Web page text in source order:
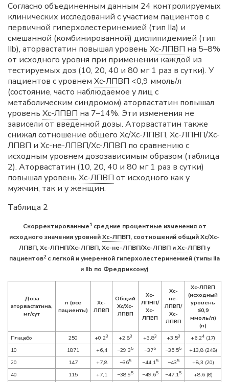
Согласно объединенным данным 24 контролируемых
клинических исследований с участием пациентов с
первичной гиперхолестеринемией (тип IIa) и
смешанной (комбинированной) дислипидемией (тип
IIb), аторвастатин повышал уровень Хс-ЛПВП на 5–8%
от исходного уровня при применении каждой из
тестируемых доз (10, 20, 40 и 80 мг 1 раз в сутки). У
пациентов с уровнем Хс-ЛПВП <0,9 ммоль/л
(состояние, часто наблюдаемое у лиц с
метаболическим синдромом) аторвастатин повышал
уровень Хс-ЛПВП на 7–14%. Эти изменения не
зависели от введенной дозы. Аторвастатин также
снижал сотношение общего Хс/Хс-ЛПВП, Хс-ЛПНП/Хс-
ЛПВП и Хс-не-ЛПВП/Хс-ЛПВП по сравнению с
исходным уровнем дозозависимым образом (таблица
2). Аторвастатин (10, 20, 40 и 80 мг 1 раз в сутки)
повышал уровень Хс-ЛПВП от исходного как у
мужчин, так и у женщин.
Таблица 2
Скорректированные1средние процентные изменения от
исходного значения уровнейХс-ЛПВП, соотношений общий Хс/Хс-
ЛПВП, Хс-ЛПНП/Хс-ЛПВП, Хс-не-ЛПВП/Хс-ЛПВП иХс-ЛПВПу
пациентов2с легкой и умеренной гиперхолестеринемией (типы IIa
и IIb по Фредриксону)
Доза
аторвастатина,
мг/сут
n (все
пациенты)
Хс-
ЛПВП
Общий
Хс/Хс-
ЛПВП
Хс-
ЛПНП/
Хс-
ЛПВП
Хс-
не-
ЛПВП/
Хс-
ЛПВП
Хс-ЛПВП
(исходный
уровень
≤0,9
ммоль/л)
(n)
Плацебо
250 +0,23 +2,83 +3,83 +3,53 +6,24 (17)
10
1871 +6,4 −29,35 −375 −35,55
+13,8 (248)
20
147 +7,8 −365 −44,15 −435
+8,3 (20)
40
115 +7,1 −38,95 −49,65 −47,15
+8,6 (8)